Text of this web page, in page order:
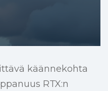
käännekohta
RTX:n